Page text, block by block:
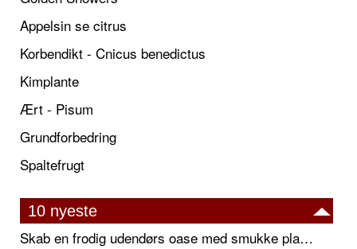
Appelsin se citrus
Korbendikt - Cnicus benedictus
Kimplante
Ært - Pisum
Grundforbedring
Spaltefrugt
10 nyeste
Skab en frodig udendørs oase med smukke plantekrukker og elegante espalier